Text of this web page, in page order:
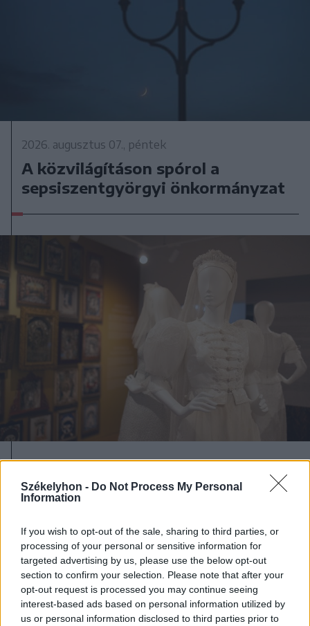
Székelyhon - Do Not Process My Personal
Information
If you wish to opt-out of the sale, sharing to third parties, or
processing of your personal or sensitive information for
targeted advertising by us, please use the below opt-out
section to confirm your selection. Please note that after your
opt-out request is processed you may continue seeing
interest-based ads based on personal information utilized by
us or personal information disclosed to third parties prior to
2026. augusztus 07., péntek
A közvilágításon spórol a
sepsiszentgyörgyi önkormányzat
2026. augusztus 07., péntek
Emberi sorsokat, érzelmeket
mutat be a Magyar Menyasszony
kiállítás